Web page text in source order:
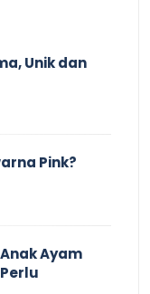
Unik dan
Pink?
Ayam